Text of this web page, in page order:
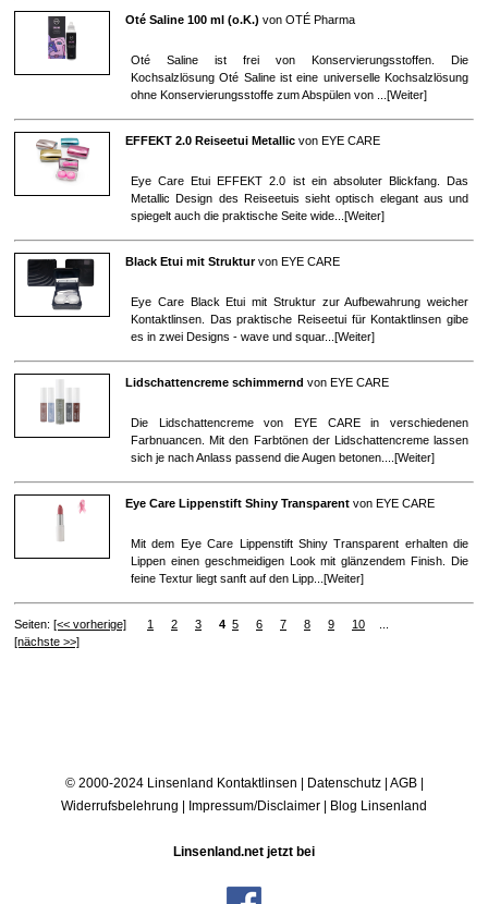
Oté Saline 100 ml (o.K.) von OTÉ Pharma
Oté Saline ist frei von Konservierungsstoffen. Die
Kochsalzlösung Oté Saline ist eine universelle Kochsalzlösung
ohne Konservierungsstoffe zum Abspülen von ...[Weiter]
EFFEKT 2.0 Reiseetui Metallic von EYE CARE
Eye Care Etui EFFEKT 2.0 ist ein absoluter Blickfang. Das
Metallic Design des Reiseetuis sieht optisch elegant aus und
spiegelt auch die praktische Seite wide...[Weiter]
Black Etui mit Strukturvon EYE CARE
Eye Care Black Etui mit Struktur zur Aufbewahrung weicher
Kontaktlinsen. Das praktische Reiseetui für Kontaktlinsen gibe
es in zwei Designs - wave und squar...[Weiter]
Lidschattencreme schimmernd von EYE CARE
Die Lidschattencreme von EYE CARE in verschiedenen
Farbnuancen. Mit den Farbtönen der Lidschattencreme lassen
sich je nach Anlass passend die Augen betonen....[Weiter]
Eye Care Lippenstift Shiny Transparent von EYE CARE
Mit dem Eye Care Lippenstift Shiny Transparent erhalten die
Lippen einen geschmeidigen Look mit glänzendem Finish. Die
feine Textur liegt sanft auf den Lipp...[Weiter]
Seiten: [<< vorherige] 1 2 3 4 5 6 7 8 9 10
[nächste >>]
© 2000-2024 Linsenland Kontaktlinsen | Datenschutz| AGB|
Widerrufsbelehrung | Impressum/Disclaimer | Blog Linsenland
Linsenland.net jetzt bei